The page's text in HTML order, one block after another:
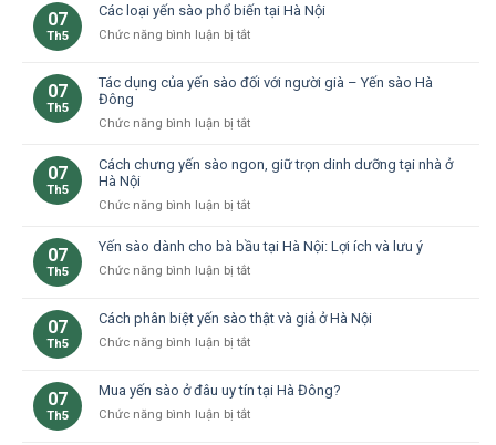
giúp
tăng
cao
em
Nội
07
Th5
Các loại yến sào phổ biến tại Hà Nội
Chức năng bình luận bị tắtở
yến
phổ
tại
Nội
07
Th5
Tác dụng của yến sào đối với người già – Yến sào Hà
Đông
Chức năng bình luận bị tắtở
dụng
với
người
–
Yến
sào
Đông
07
Th5
Cách chưng yến sào ngon, giữ trọn dinh dưỡng tại nhà ở
Hà Nội
Chức năng bình luận bị tắtở
chưng
sào
giữ
tại
nhà
07
Th5
Yến sào dành cho bà bầu tại Hà Nội: Lợi ích và lưu ý
Chức năng bình luận bị tắtở
dành
cho
bầu
Hà
07
Th5
Cách phân biệt yến sào thật và giả ở Hà Nội
Chức năng bình luận bị tắtở
biệt
yến
07
Th5
Mua yến sào ở đâu uy tín tại Hà Đông?
Chức năng bình luận bị tắtở